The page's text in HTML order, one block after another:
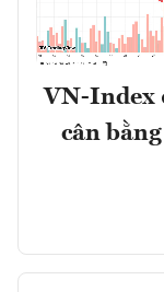
VN-Index
cân